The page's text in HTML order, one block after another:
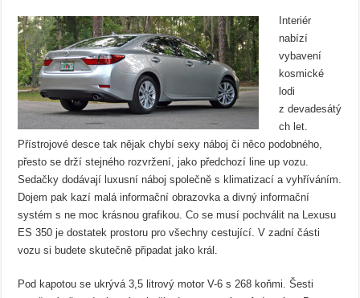
Interiér
nabízí
vybavení
kosmické
lodi
z devadesátý
ch let.
Přístrojové desce tak nějak chybí sexy náboj či něco podobného,
přesto se drží stejného rozvržení, jako předchozí line up vozu.
Sedačky dodávají luxusní náboj společně s klimatizací a vyhříváním.
Dojem pak kazí malá informační obrazovka a divný informační
systém s ne moc krásnou grafikou. Co se musí pochválit na Lexusu
ES 350 je dostatek prostoru pro všechny cestující. V zadní části
vozu si budete skutečně připadat jako král.
Pod kapotou se ukrývá 3,5 litrový motor V-6 s 268 koňmi. Šesti